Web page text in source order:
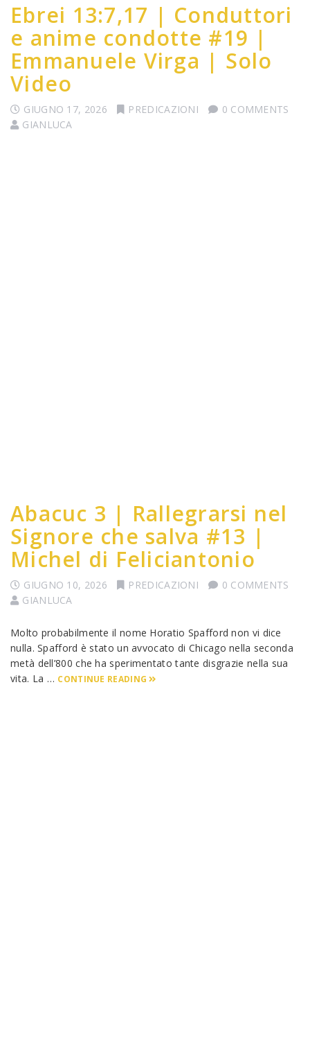
Ebrei 13:7,17 | Conduttori
e anime condotte #19 |
Emmanuele Virga | Solo
Video
GIUGNO 17, 2026 PREDICAZIONI
0 COMMENTS
GIANLUCA
Abacuc 3 | Rallegrarsi nel
Signore che salva #13 |
Michel di Feliciantonio
GIUGNO 10, 2026 PREDICAZIONI
0 COMMENTS
GIANLUCA
Molto probabilmente il nome Horatio Spafford non vi dice
nulla. Spafford è stato un avvocato di Chicago nella seconda
metà dell’800 che ha sperimentato tante disgrazie nella sua
vita. La … CONTINUE READING